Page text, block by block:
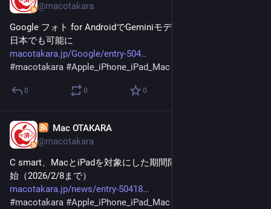
@macotakara
Google フォト for AndroidでGeminiモデルを活用した編集が
日本でも可能に
macotakara.jp/Google/entry-504
#macotakara #Apple_iPhone_iPad_Mac
0 0 0
Mac OTAKARA
@macotakara
C smart、MacとiPadを対象にした期間限定キャンペーンを開
始（2026/2/8まで）
macotakara.jp/news/entry-50418
#macotakara #Apple_iPhone_iPad_Mac